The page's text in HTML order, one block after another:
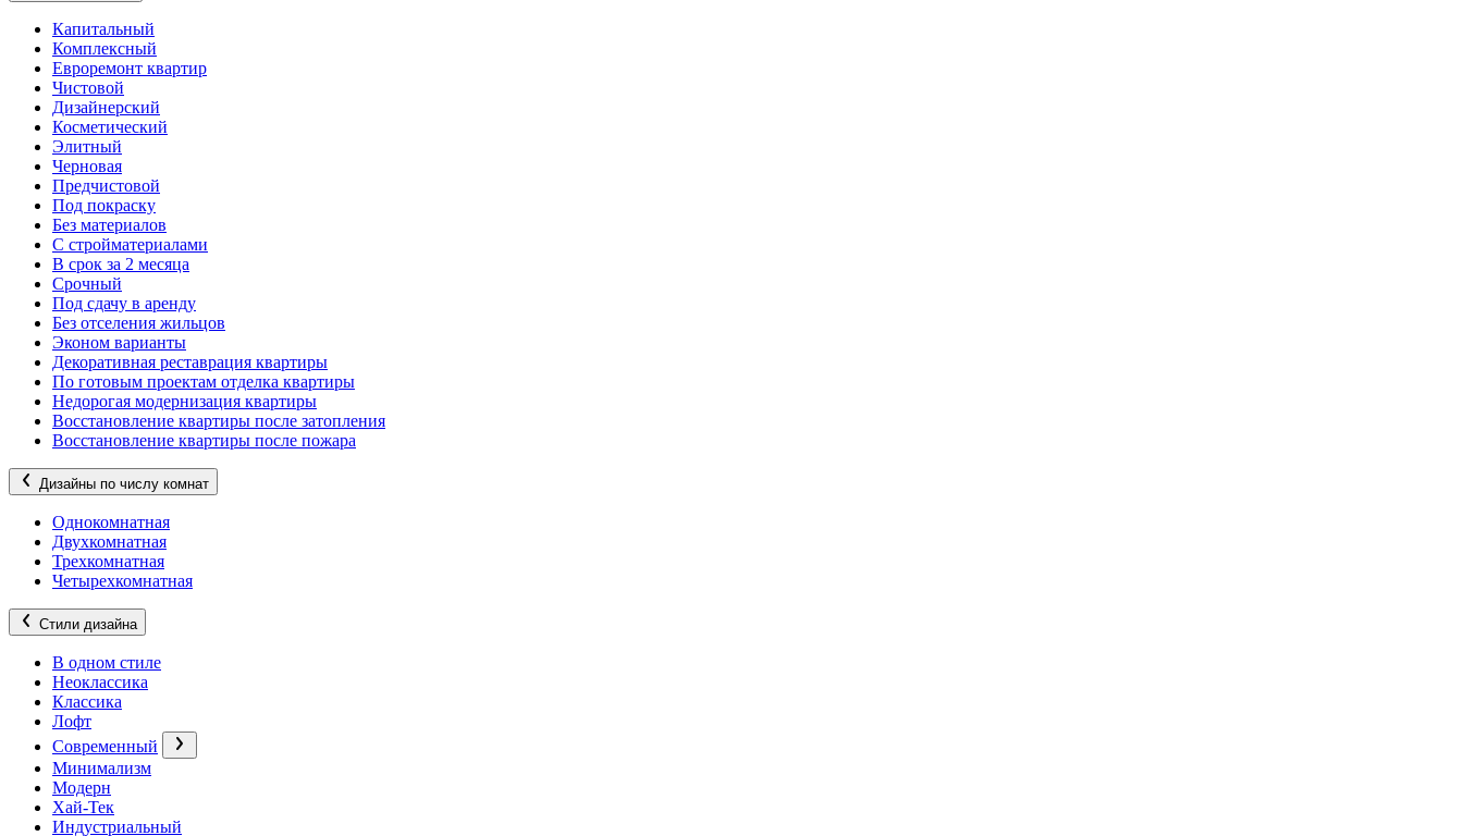
Капитальный
Комплексный
Евроремонт квартир
Чистовой
Дизайнерский
Косметический
Элитный
Черновая
Предчистовой
Под покраску
Без материалов
С стройматериалами
В срок за 2 месяца
Срочный
Под сдачу в аренду
Без отселения жильцов
Эконом варианты
Декоративная реставрация квартиры
По готовым проектам отделка квартиры
Недорогая модернизация квартиры
Восстановление квартиры после затопления
Восстановление квартиры после пожара
Дизайны по числу комнат
Однокомнатная
Двухкомнатная
Трехкомнатная
Четырехкомнатная
Стили дизайна
В одном стиле
Неоклассика
Классика
Лофт
Современный
Минимализм
Модерн
Хай-Тек
Индустриальный